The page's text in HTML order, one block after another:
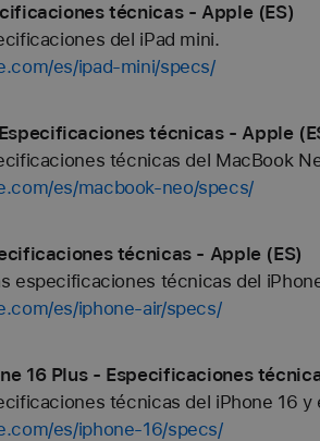
técnicas - Apple (ES)
del iPad mini.
es/ipad-mini/specs/
técnicas - Apple
técnicas del MacBook
es/macbook-neo/specs/
técnicas - Apple (ES)
especificaciones técnicas del
es/iphone-air/specs/
16 Plus - Especificaciones
técnicas del iPhone 16 y
es/iphone-16/specs/